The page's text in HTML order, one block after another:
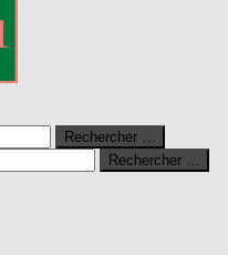
Rechercher …
Rechercher …